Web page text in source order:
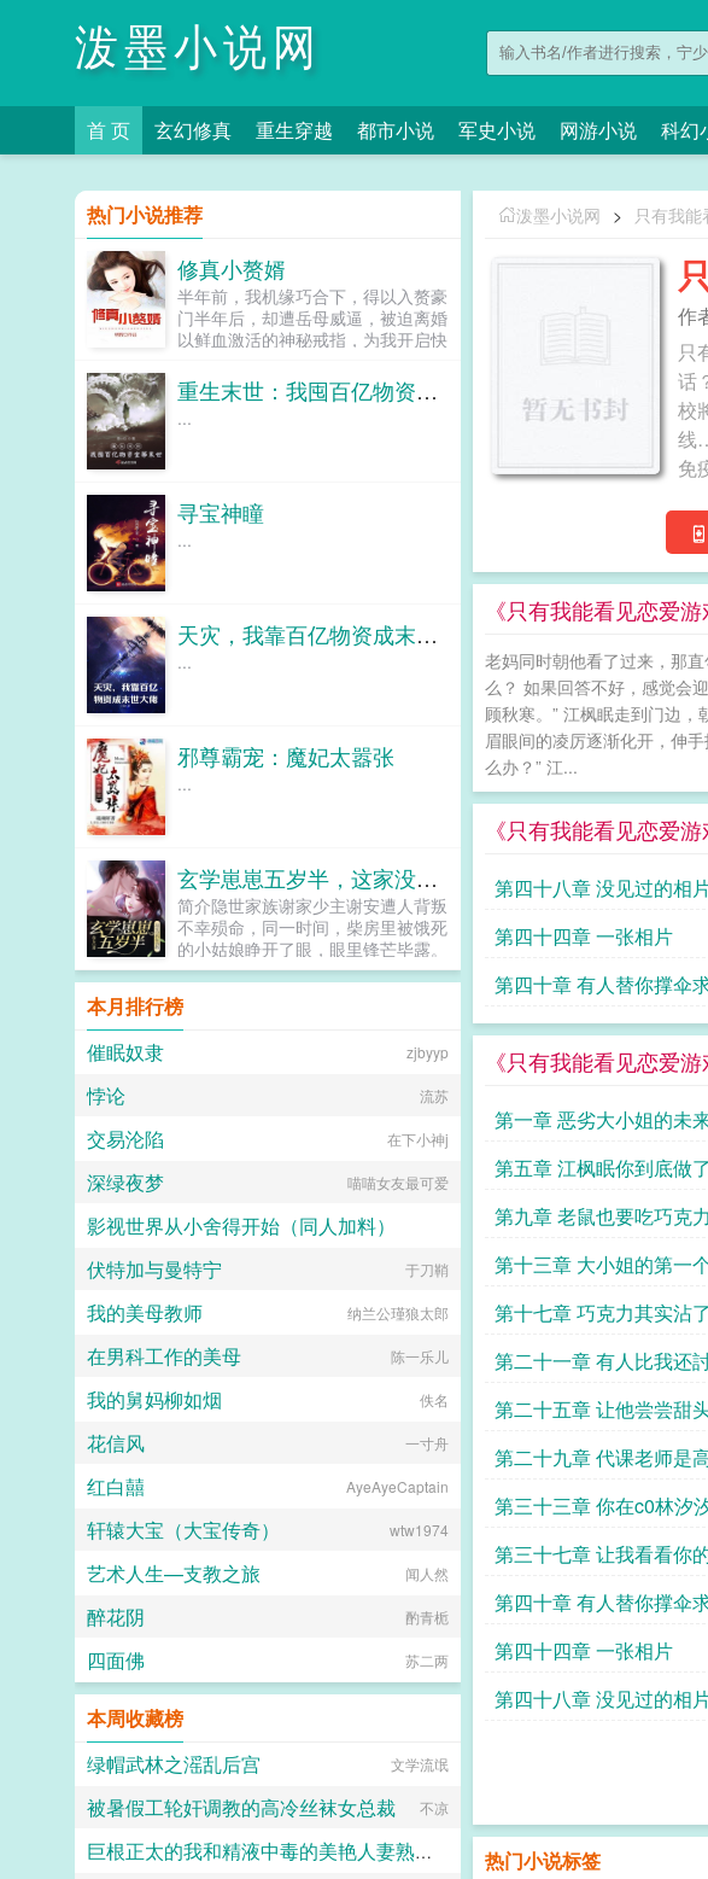
泼墨小说网
首 页 玄幻修真 重生穿越 都市小说 军史小说 网游小说 科幻
泼墨小说网 > 只有我
作
只
话
校
线
免
《只有我能看见恋爱
老妈同时朝他看了过来，那
么？ 如果回答不好，感觉会
顾秋寒。” 江枫眠走到门边
眉眼间的凌厉逐渐化开，伸
么办？” 江...
《只有我能看见恋爱
第四十八章 没见过的相
第四十四章 一张相片
第四十章 有人替你撑伞
读
《只有我能看见恋爱
第一章 恶劣大小姐的未
第五章 江枫眠你到底做
么
第九章 老鼠也要吃巧克力
第十三章 大小姐的第一
班
第十七章 巧克力其实沾
的口水
第二十一章 有人比我还
第二十五章 让他尝尝甜
第二十九章 代课老师是
学姐
第三十三章 你在c0林汐
第三十七章 让我看看你
限求追读
第四十章 有人替你撑伞
读
第四十四章 一张相片
第四十八章 没见过的相
热门小说标签
热门小说推荐
修真小赘婿
半年前，我机缘巧合下，得以入赘豪
门半年后，却遭岳母威逼，被迫离婚
以鲜血激活的神秘戒指，为我开启快
重生末世：我囤百亿物资坐等末世
...
寻宝神瞳
...
天灾，我靠百亿物资成末世大佬
...
邪尊霸宠：魔妃太嚣张
...
玄学崽崽五岁半，这家没我都得散
简介隐世家族谢家少主谢安遭人背叛
不幸殒命，同一时间，柴房里被饿死
的小姑娘睁开了眼，眼里锋芒毕露。
她重生归来势必要将背叛她谋害她的
人挫骨扬灰，夺回属于她的一切。不
过在那之前，她要先替小姑娘完成遗
愿，找到她的亲生父母。可没想到，
小姑娘的亲生母亲竟是是黑红界的顶
的小豆丁只能靠一身过硬的玄学本领
手可热的大师。不仅她的总裁爹找上
命。谢安见此灿然一笑钱留下，命也
本月排行榜
催眠奴隶
zjbyyp
悖论 流苏
交易沦陷 在下小神j
深绿夜梦 喵喵女友最可爱
影视世界从小舍得开始（同人加料）
belive@@
伏特加与曼特宁 于刀鞘
我的美母教师 纳兰公瑾狼太郎
在男科工作的美母 陈一乐儿
我的舅妈柳如烟 佚名
花信风 一寸舟
红白囍 AyeAyeCaptain
轩辕大宝（大宝传奇） wtw1974
艺术人生—支教之旅 闻人然
醉花阴 酌青栀
四面佛 苏二两
本周收藏榜
绿帽武林之滛乱后宫
文学流氓
被暑假工轮奸调教的高冷丝袜女总裁 不凉
巨根正太的我和精液中毒的美艳人妻熟女们